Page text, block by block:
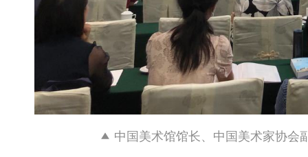
中国美术馆馆长、中国美术家协会